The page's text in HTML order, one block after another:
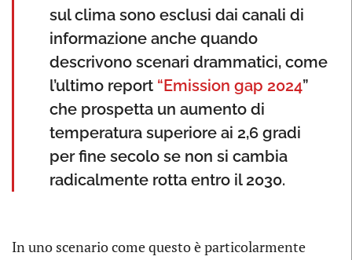
sul clima sono esclusi dai canali di
informazione anche quando
descrivono scenari drammatici, come
l’ultimo report “Emission gap 2024”
che prospetta un aumento di
temperatura superiore ai 2,6 gradi
per fine secolo se non si cambia
radicalmente rotta entro il 2030.
In uno scenario come questo è particolarmente